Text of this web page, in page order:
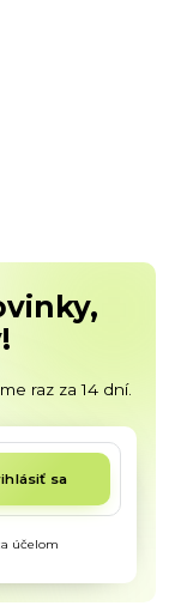
raz za 14 dní.
sa
účelom